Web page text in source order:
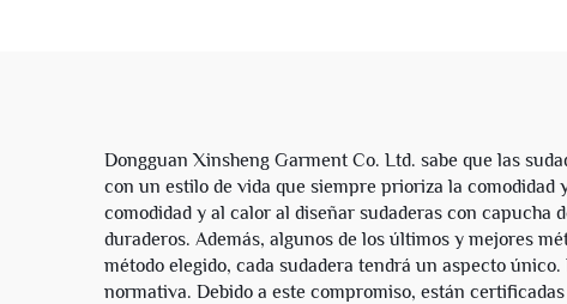
media cremallera y
capucha completa
Dongguan Xinsheng Garment Co. Ltd. sabe que las
con un estilo de vida que siempre prioriza la
comodidad y al calor al diseñar sudaderas con capucha
duraderos. Además, algunos de los últimos y mejores
método elegido, cada sudadera tendrá un aspecto
normativa. Debido a este compromiso, están